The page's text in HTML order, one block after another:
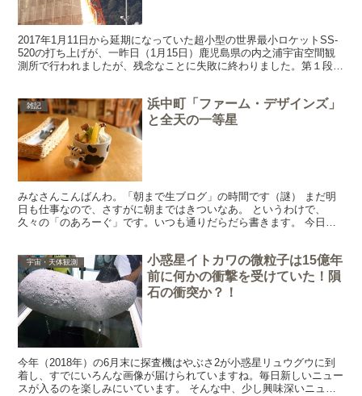
2017年1月11日から延期になっていた超小型の世界最小ロケットSS-
520の打ち上げが、一昨日（1月15日）鹿児島県の内之浦宇宙空間観
測所で行われましたが、残念なことに失敗に終わりました。第１段の
雑記
浜中町「ファーム・デザインズ」
と全天の一等星
みなさんこんばんわ。「朝まで生ブログ」の時間です（謎） まだ明
日も仕事なので、さすがに朝まではきついなあ。 というわけで、
久々の「のあろーぐ」です。いつも通りだらだら書きます。 今日は
宇宙・天体観測
小惑星イトカワの微粒子は15億年
前に何かの衝撃を受けていた！隕
石の衝突か？！
今年（2018年）の6月末に探査機はやぶさ2が小惑星リュウグウに到
着し、すでにいろんな画像が届けられていますね。毎日新しいニュー
スが入るのを楽しみにいています。 そんな中、少し興味深いニュー